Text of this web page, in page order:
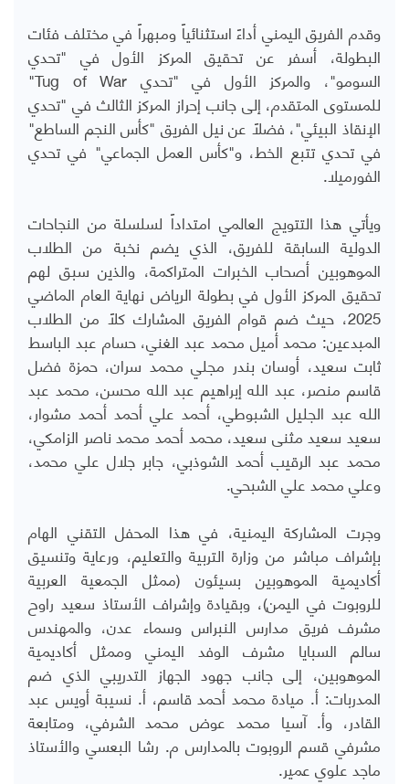
وقدم الفريق اليمني أداءً استثنائياً ومبهراً في مختلف فئات
البطولة، أسفر عن تحقيق المركز الأول في "تحدي
السومو"، والمركز الأول في "تحدي Tug of War
"
للمستوى المتقدم، إلى جانب إحراز المركز الثالث في "تحدي
الإنقاذ البيئي"، فضلاً عن نيل الفريق "كأس النجم الساطع"
في تحدي تتبع الخط، و"كأس العمل الجماعي" في تحدي
الفورميلا.
ويأتي هذا التتويج العالمي امتداداً لسلسلة من النجاحات
الدولية السابقة للفريق، الذي يضم نخبة من الطلاب
الموهوبين أصحاب الخبرات المتراكمة، والذين سبق لهم
تحقيق المركز الأول في بطولة الرياض نهاية العام الماضي
2025، حيث ضم قوام الفريق المشارك كلاً من الطلاب
المبدعين: محمد أميل محمد عبد الغني، حسام عبد الباسط
ثابت سعيد، أوسان بندر مجلي محمد سران، حمزة فضل
قاسم منصر، عبد الله إبراهيم عبد الله محسن، محمد عبد
الله عبد الجليل الشبوطي، أحمد علي أحمد أحمد مشوار،
سعيد سعيد مثنى سعيد، محمد أحمد محمد ناصر الزامكي،
محمد عبد الرقيب أحمد الشوذبي، جابر جلال علي محمد،
وعلي محمد علي الشبحي.
وجرت المشاركة اليمنية، في هذا المحفل التقني الهام
بإشراف مباشر من وزارة التربية والتعليم، ورعاية وتنسيق
أكاديمية الموهوبين بسيئون (ممثل الجمعية العربية
للروبوت في اليمن)، وبقيادة وإشراف الأستاذ سعيد راوح
مشرف فريق مدارس النبراس وسماء عدن، والمهندس
سالم السبايا مشرف الوفد اليمني وممثل أكاديمية
الموهوبين، إلى جانب جهود الجهاز التدريبي الذي ضم
المدربات: أ. ميادة محمد أحمد قاسم، أ. نسيبة أويس عبد
القادر، وأ. آسيا محمد عوض محمد الشرفي، ومتابعة
مشرفي قسم الروبوت بالمدارس م. رشا البعسي والأستاذ
ماجد علوي عمير.